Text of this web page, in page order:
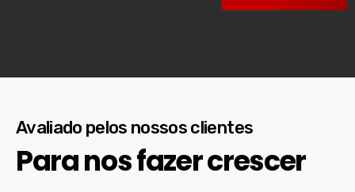
Avaliado pelos nossos clientes
Para nos fazer crescer